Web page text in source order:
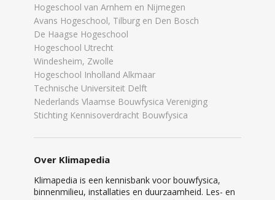
Hogeschool van Arnhem en Nijmegen
Avans Hogeschool, Tilburg en Den Bosch
De Haagse Hogeschool
Hogeschool Utrecht
Windesheim, Zwolle
Hogeschool Inholland Alkmaar
Technische Universiteit Delft
Nederlands Vlaamse Bouwfysica Vereniging
Stichting Kennisoverdracht Bouwfysica
Over Klimapedia
Klimapedia is een kennisbank voor bouwfysica,
binnenmilieu, installaties en duurzaamheid. Les- en